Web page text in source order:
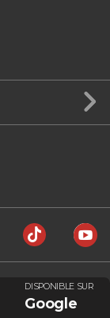
DISPONIBLE SUR
Google